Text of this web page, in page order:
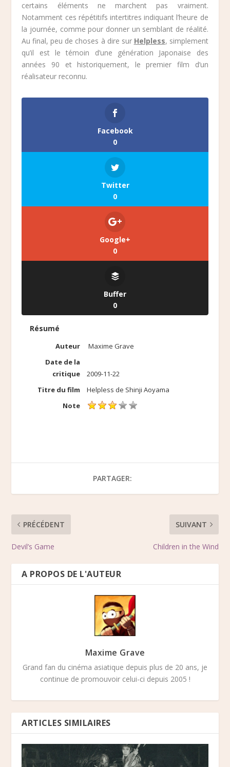
certains éléments ne marchent pas vraiment.
Notamment ces répétitifs intertitres indiquant l’heure de
la journée, comme pour donner un semblant de réalité.
Au final, peu de choses à dire sur Helpless, simplement
qu’il est le témoin d’une génération Japonaise des
années 90 et historiquement, le premier film d’un
réalisateur reconnu.
Facebook
0
Twitter
0
Google+
0
Buffer
0
Résumé
Auteur
Maxime Grave
Date de la
critique
2009-11-22
Titre du film
Helpless de Shinji Aoyama
Note
PARTAGER:
PRÉCÉDENT
Devil’s Game
SUIVANT
Children in the Wind
A PROPOS DE L'AUTEUR
Maxime Grave
Grand fan du cinéma asiatique depuis plus de 20 ans, je
continue de promouvoir celui-ci depuis 2005 !
ARTICLES SIMILAIRES